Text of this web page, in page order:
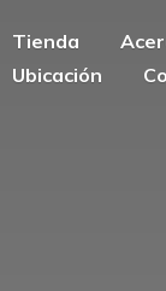
Tienda
Ubicación